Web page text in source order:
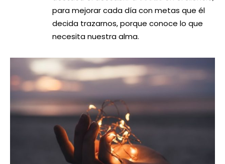
para mejorar cada día con metas que él
decida trazarnos, porque conoce lo que
necesita nuestra alma.